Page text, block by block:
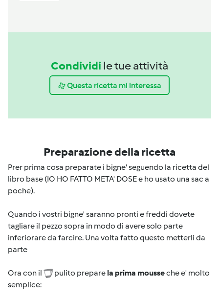
Condividi le tue attività
Questa ricetta mi interessa
Preparazione della ricetta
Prer prima cosa preparate i bigne' seguendo la ricetta del
libro base (IO HO FATTO META' DOSE e ho usato una sac a
poche).
Quando i vostri bigne' saranno pronti e freddi dovete
tagliare il pezzo sopra in modo di avere solo parte
inferiorare da farcire. Una volta fatto questo metterli da
parte
Ora con il pulito prepare la prima mousseche e' molto
semplice: